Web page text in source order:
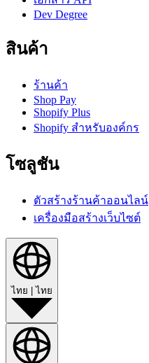
Dev Degree
สินค้า
ร้านค้า
Shop Pay
Shopify Plus
Shopify สำหรับองค์กร
โซลูชัน
ตัวสร้างร้านค้าออนไลน์
เครื่องมือสร้างเว็บไซต์
ไทย ไทย